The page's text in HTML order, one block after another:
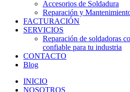
Accesorios de Soldadura
Reparación y
FACTURACIÓN
SERVICIOS
Reparación de soldadoras
confiable para tu industria
CONTACTO
Blog
INICIO
NOSOTROS